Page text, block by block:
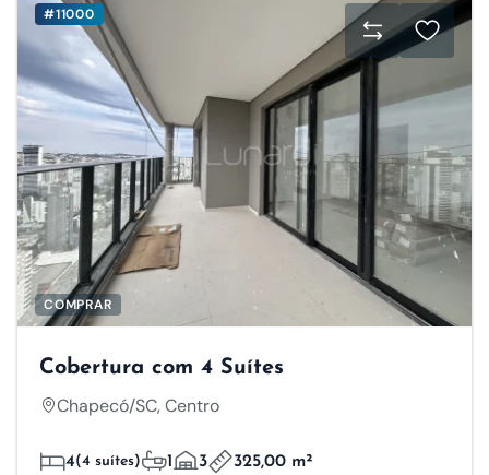
#11000
COMPRAR
Cobertura com 4 Suítes
Chapecó/SC, Centro
4(4 suítes) 1 3 325,00 m²